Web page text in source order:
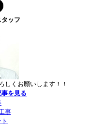
ッフ
しくお願いします！！
を見る
事